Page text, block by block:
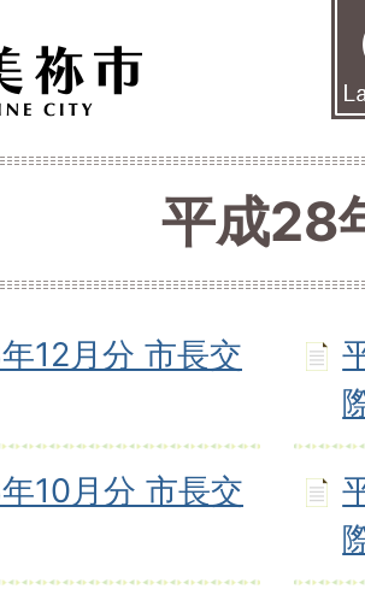
平成28
12月分 市長交
10月分 市長交